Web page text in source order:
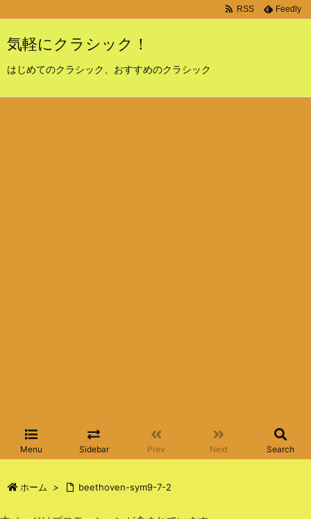
気軽にクラシック！
はじめてのクラシック、おすすめのクラシック
Menu Sidebar Prev Next Search
RSS Feedly
ホーム > beethoven-sym9-7-2